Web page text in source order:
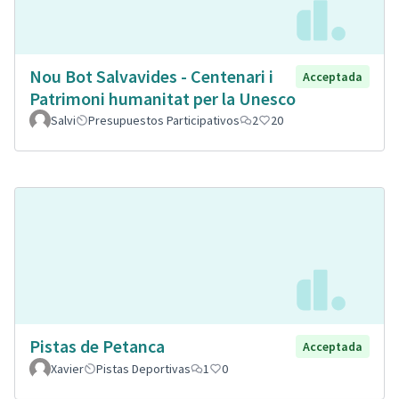
Nou Bot Salvavides - Centenari i
Patrimoni humanitat per la Unesco
Acceptada
Salvi Presupuestos Participativos 2 20
Pistas de Petanca
Acceptada
Xavier
Pistas Deportivas 1 0